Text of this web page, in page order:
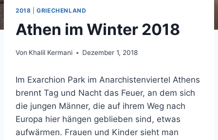
2018 |GRIECHENLAND
Athen im Winter 2018
Von Khalil Kermani Dezember 1, 2018
Im Exarchion Park im Anarchistenviertel Athens
brennt Tag und Nacht das Feuer, an dem sich
die jungen Männer, die auf ihrem Weg nach
Europa hier hängen geblieben sind, etwas
aufwärmen. Frauen und Kinder sieht man